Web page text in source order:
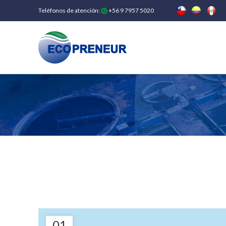
Teléfonos de atención: +56 9 7957 5020